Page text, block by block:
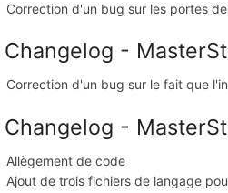
Correction d'un bug sur les portes
Changelog -
Correction d'un bug sur le fait que
Changelog -
Allègement de code
Ajout de trois fichiers de langage